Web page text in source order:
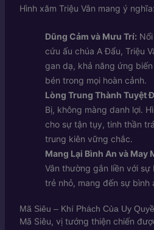
Hình xăm Triệu Vân mang ý nghĩa:
Dũng Cảm và Mưu Trí:
cứu ấu chúa A Đẩu, Triệu
gan dạ, khả năng ứng
bén trong mọi hoàn cảnh.
Lòng Trung Thành Tuyệt
Bị, không màng danh lợi.
cho sự tận tụy, tinh thần
trung kiên vững chắc.
Mang Lại Bình An và May
Vân thường gắn liền với
trẻ nhỏ, mang đến sự bình
Mã Siêu – Khí Phách Của Uy
Mã Siêu, vị tướng thiện chiến